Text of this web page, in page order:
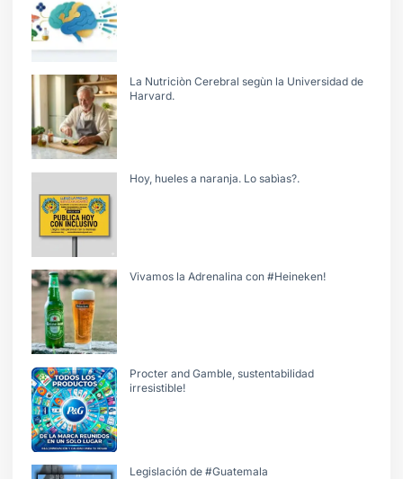
La Nutriciòn Cerebral segùn la Universidad de
Harvard.
Hoy, hueles a naranja. Lo sabìas?.
Vivamos la Adrenalina con #Heineken!
Procter and Gamble, sustentabilidad
irresistible!
Legislación de #Guatemala